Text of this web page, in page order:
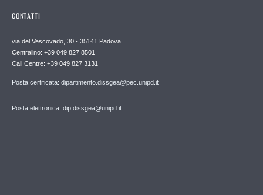
CONTATTI
via del Vescovado, 30 - 35141 Padova
Centralino: +39 049 827 8501
Call Centre: +39 049 827 3131
Posta certificata: dipartimento.dissgea@pec.unipd.it
Posta elettronica: dip.dissgea@unipd.it